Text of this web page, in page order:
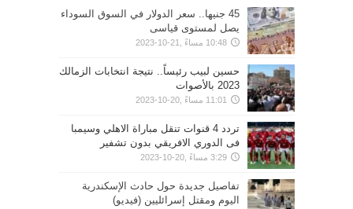
45 جنيها.. سعر الدولار في السوق السوداء
يصل لمستوى قياسى
10:48 مساءً ,21-10-2023
حسين لبيب رئيساً.. نتيجة انتخابات الزمالك
2023 بالأصوات
11:01 مساءً ,20-10-2023
تردد 4 قنوات تنقل مباراة الاهلي وسيمبا
فى الدوري الافريقي بدون تشفير
3:29 مساءً ,20-10-2023
تفاصيل جديدة حول حادث الإسكندرية
اليوم ومقتل إسرائليين (فيديو)